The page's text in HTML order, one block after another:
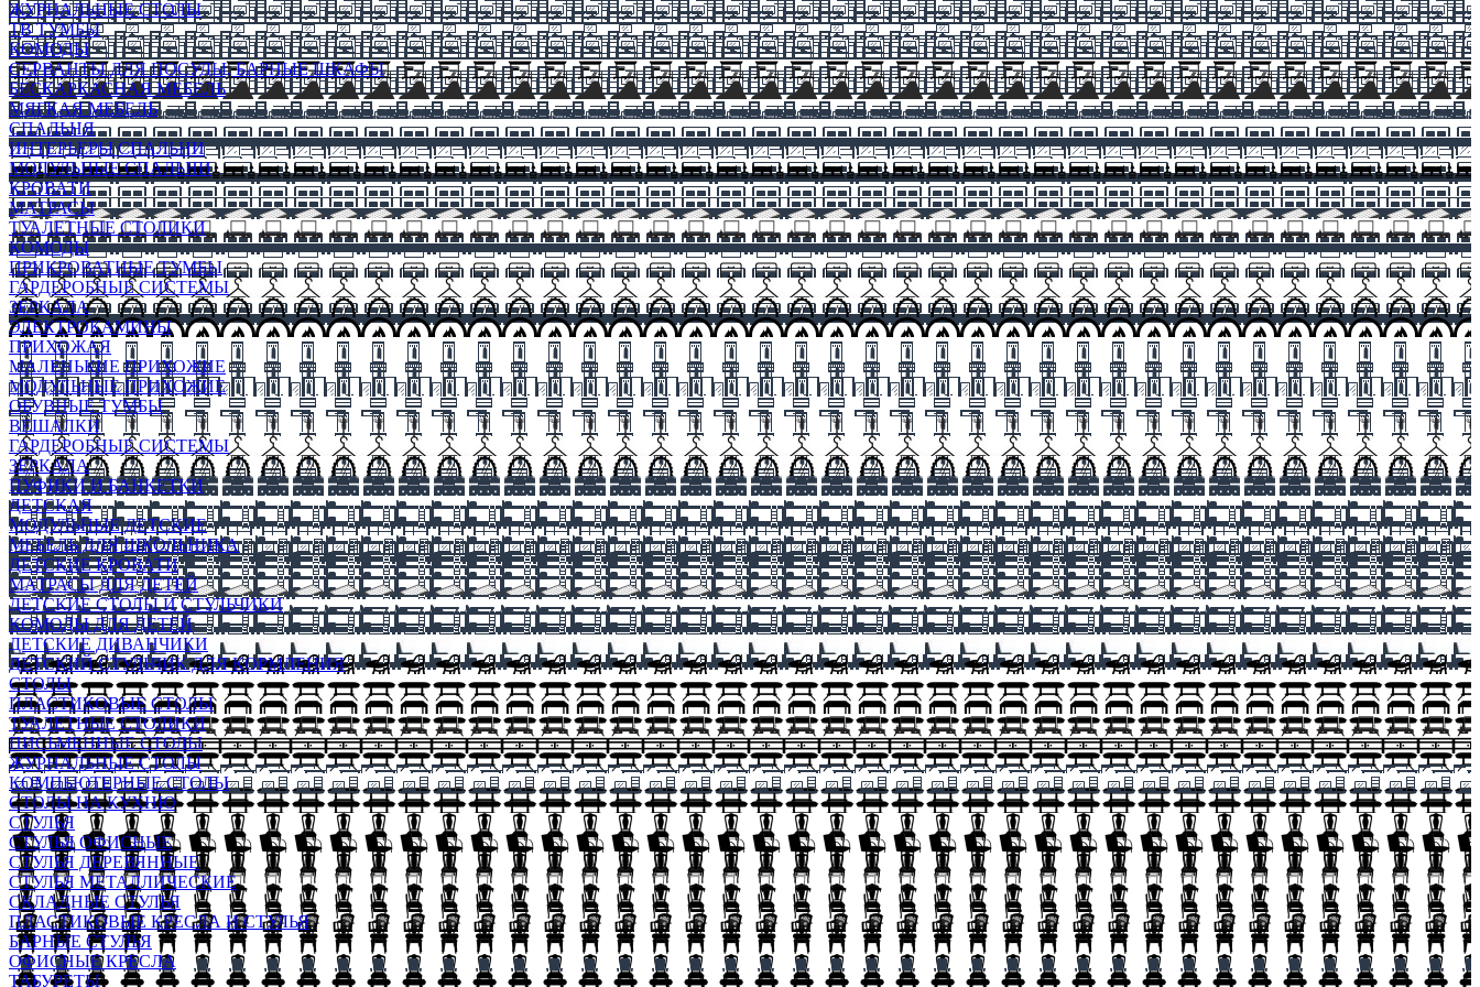
ЖУРНАЛЬНЫЕ СТОЛЫ
ТВ ТУМБЫ
КОМОДЫ
СЕРВАНТЫ ДЛЯ ПОСУДЫ, БАРНЫЕ ШКАФЫ
БЕСКАРКАСНАЯ МЕБЕЛЬ
МЯГКАЯ МЕБЕЛЬ
СПАЛЬНЯ
ИНТЕРЬЕРЫ СПАЛЬНИ
МОДУЛЬНЫЕ СПАЛЬНИ
КРОВАТИ
МАТРАСЫ
ТУАЛЕТНЫЕ СТОЛИКИ
КОМОДЫ
ПРИКРОВАТНЫЕ ТУМБЫ
ГАРДЕРОБНЫЕ СИСТЕМЫ
ЗЕРКАЛА
ЭЛЕКТРОКАМИНЫ
ПРИХОЖАЯ
МАЛЕНЬКИЕ ПРИХОЖИЕ
МОДУЛЬНЫЕ ПРИХОЖИЕ
ОБУВНЫЕ ТУМБЫ
ВЕШАЛКИ
ГАРДЕРОБНЫЕ СИСТЕМЫ
ЗЕРКАЛА
ПУФИКИ И БАНКЕТКИ
ДЕТСКАЯ
МОДУЛЬНЫЕ ДЕТСКИЕ
МЕБЕЛЬ ДЛЯ ШКОЛЬНИКА
ДЕТСКИЕ КРОВАТИ
МАТРАСЫ ДЛЯ ДЕТЕЙ
ДЕТСКИЕ СТОЛЫ И СТУЛЬЧИКИ
КОМОДЫ ДЛЯ ДЕТЕЙ
ДЕТСКИЕ ДИВАНЧИКИ
ДЕТСКИЙ СТУЛЬЧИК ДЛЯ КОРМЛЕНИЯ
СТОЛЫ
ПЛАСТИКОВЫЕ СТОЛЫ
ТУАЛЕТНЫЕ СТОЛИКИ
ПИСЬМЕННЫЕ СТОЛЫ
ЖУРНАЛЬНЫЕ СТОЛЫ
КОМПЬЮТЕРНЫЕ СТОЛЫ
СТОЛЫ НА КУХНЮ
СТУЛЬЯ
СТУЛЬЯ ОФИСНЫЕ
СТУЛЬЯ ДЕРЕВЯННЫЕ
СТУЛЬЯ МЕТАЛЛИЧЕСКИЕ
СКЛАДНЫЕ СТУЛЬЯ
ПЛАСТИКОВЫЕ КРЕСЛА И СТУЛЬЯ
БАРНЫЕ СТУЛЬЯ
ОФИСНЫЕ КРЕСЛА
ТАБУРЕТЫ